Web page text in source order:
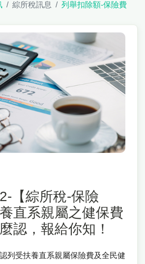
綜所稅訊息 列舉扣除額-保險費
【綜所稅-保險
直系親屬之健保費
認，報給你知！
列受扶養直系親屬保險費及全民健